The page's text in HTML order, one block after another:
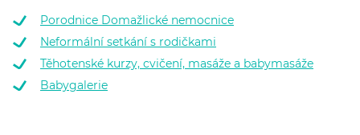
Porodnice Domažlické nemocnice
Neformální setkání s rodičkami
Těhotenské kurzy, cvičení, masáže a babymasáže
Babygalerie